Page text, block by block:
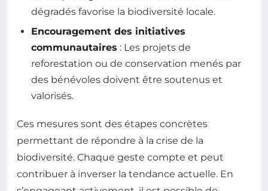
dégradés favorise la biodiversité locale.
Encouragement des initiatives
communautaires : Les projets de
reforestation ou de conservation menés par
des bénévoles doivent être soutenus et
valorisés.
Ces mesures sont des étapes concrètes
permettant de répondre à la crise de la
biodiversité. Chaque geste compte et peut
contribuer à inverser la tendance actuelle. En